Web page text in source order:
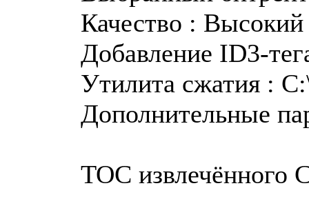
Качество : Высокий
Добавление ID3-
Утилита сжатия :
Дополнительные
TOC извлечённого